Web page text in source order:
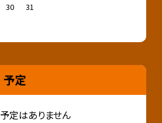
30
31
予定
予定はありません